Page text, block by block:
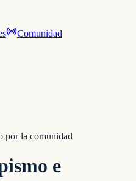
Comunidad
por la comunidad
e